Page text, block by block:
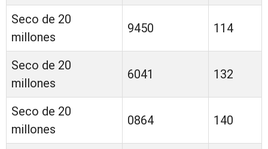
Seco de 20
millones
9450 114
Seco de 20
millones
6041 132
Seco de 20
millones
0864 140